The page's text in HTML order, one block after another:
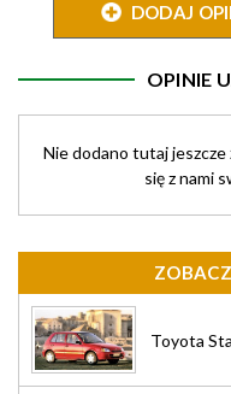
DODAJ
OPINIE
Nie dodano tutaj jeszcze
się z nami
Toyota